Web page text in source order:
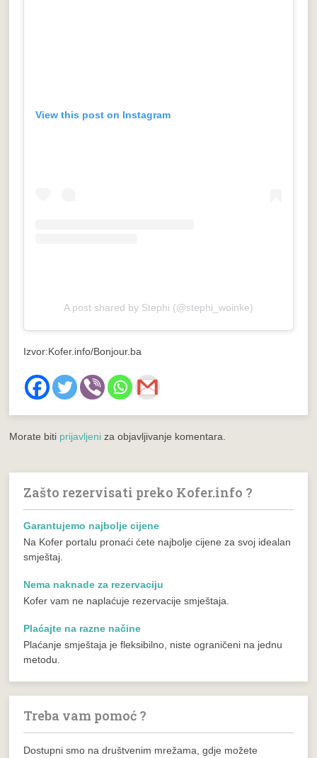
View this post on Instagram
A post shared by Stephi (@stephi_woinke)
Izvor:Kofer.info/Bonjour.ba
Morate biti prijavljeni za objavljivanje komentara.
Zašto rezervisati preko Kofer.info ?
Garantujemo najbolje cijene
Na Kofer portalu pronaći ćete najbolje cijene za svoj idealan
smještaj.
Nema naknade za rezervaciju
Kofer vam ne naplaćuje rezervacije smještaja.
Plaćajte na razne načine
Plaćanje smještaja je fleksibilno, niste ograničeni na jednu
metodu.
Treba vam pomoć ?
Dostupni smo na društvenim mrežama, gdje možete